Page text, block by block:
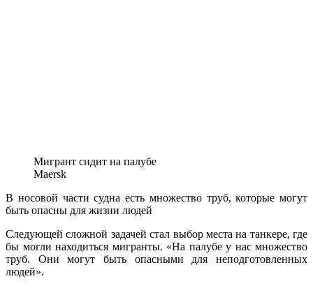
Мигрант сидит на палубе
Maersk
В носовой части судна есть множество труб, которые могут
быть опасны для жизни людей
Следующей сложной задачей стал выбор места на танкере, где
бы могли находиться мигранты. «На палубе у нас множество
труб. Они могут быть опасными для неподготовленных
людей».